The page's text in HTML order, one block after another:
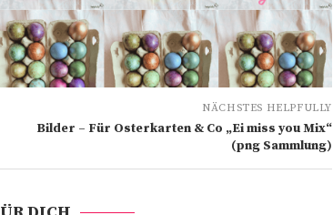
NÄCHSTES HELPFULLY
Bilder – Für Osterkarten & Co „Ei miss you Mix“
(png Sammlung)